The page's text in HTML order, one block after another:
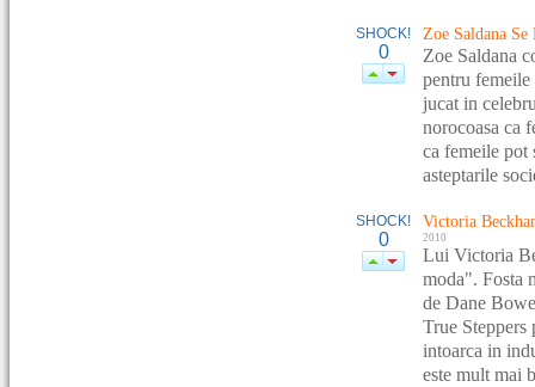
SHOCK!
0
Zoe Saldana
Zoe Saldana
pentru
jucat in
norocoasa ca
ca femeile pot
asteptarile
SHOCK!
0
Victoria
2010
Lui Victoria
moda". Fosta
de Dane
True
intoarca in
este mult mai